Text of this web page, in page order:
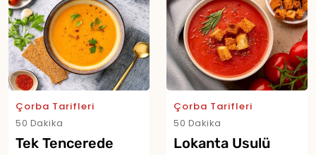
Çorba Tarifleri
50 Dakika
Tek Tencerede
Çorba Tarifleri
50 Dakika
Lokanta Usulü